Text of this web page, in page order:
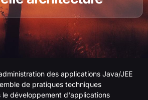
des applications Java/JEE
de pratiques techniques
le développement d'applications